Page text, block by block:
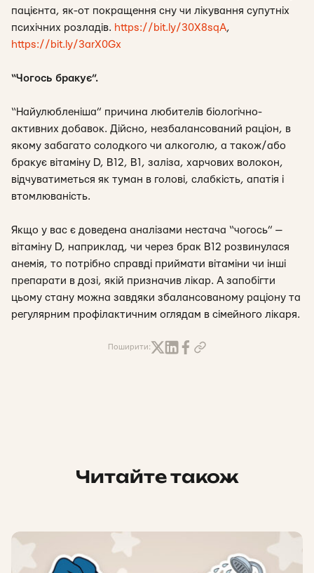
пацієнта, як-от покращення сну чи лікування супутніх
психічних розладів. https://bit.ly/30X8sqA,
https://bit.ly/3arX0Gx
“Чогось бракує”.
“Найулюбленіша” причина любителів біологічно-
активних добавок. Дійсно, незбалансований раціон, в
якому забагато солодкого чи алкоголю, а також/або
бракує вітаміну D, В12, В1, заліза, харчових волокон,
відчуватиметься як туман в голові, слабкість, апатія і
втомлюваність.
Якщо у вас є доведена аналізами нестача “чогось” —
вітаміну D, наприклад, чи через брак В12 розвинулася
анемія, то потрібно справді приймати вітаміни чи інші
препарати в дозі, якій призначив лікар. А запобігти
цьому стану можна завдяки збалансованому раціону та
регулярним профілактичним оглядам в сімейного лікаря.
Поширити:
Читайте також